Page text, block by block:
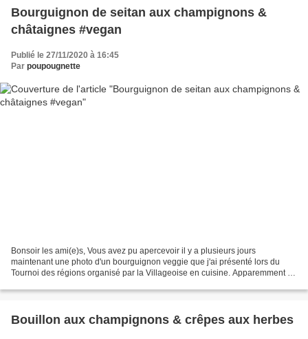
Bourguignon de seitan aux champignons &
châtaignes #vegan
Publié le 27/11/2020 à 16:45
Par poupougnette
Bonsoir les ami(e)s, Vous avez pu apercevoir il y a plusieurs jours
maintenant une photo d'un bourguignon veggie que j'ai présenté lors du
Tournoi des régions organisé par la Villageoise en cuisine. Apparemment je
Bouillon aux champignons & crêpes aux herbes